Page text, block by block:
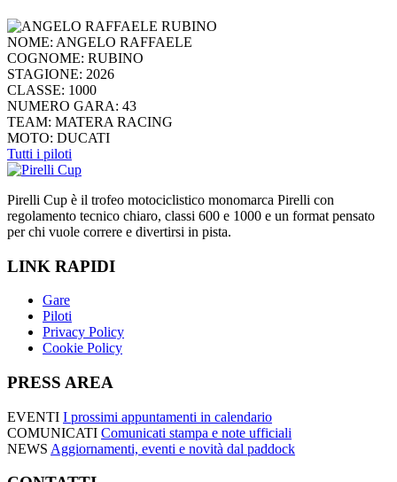
NOME: ANGELO RAFFAELE
COGNOME: RUBINO
STAGIONE: 2026
CLASSE: 1000
NUMERO GARA: 43
TEAM: MATERA RACING
MOTO: DUCATI
Tutti i piloti
Pirelli Cup è il trofeo motociclistico monomarca Pirelli con
regolamento tecnico chiaro, classi 600 e 1000 e un format pensato
per chi vuole correre e divertirsi in pista.
LINK RAPIDI
Gare
Piloti
Privacy Policy
Cookie Policy
PRESS AREA
EVENTI I prossimi appuntamenti in calendario
COMUNICATI Comunicati stampa e note ufficiali
NEWS Aggiornamenti, eventi e novità dal paddock